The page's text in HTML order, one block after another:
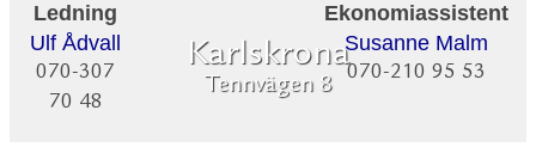
Karlskrona
Tennvägen 8
Ledning
Ulf Ådvall
070-307
70 48
Ekonomiassistent
Susanne Malm
070-210 95 53